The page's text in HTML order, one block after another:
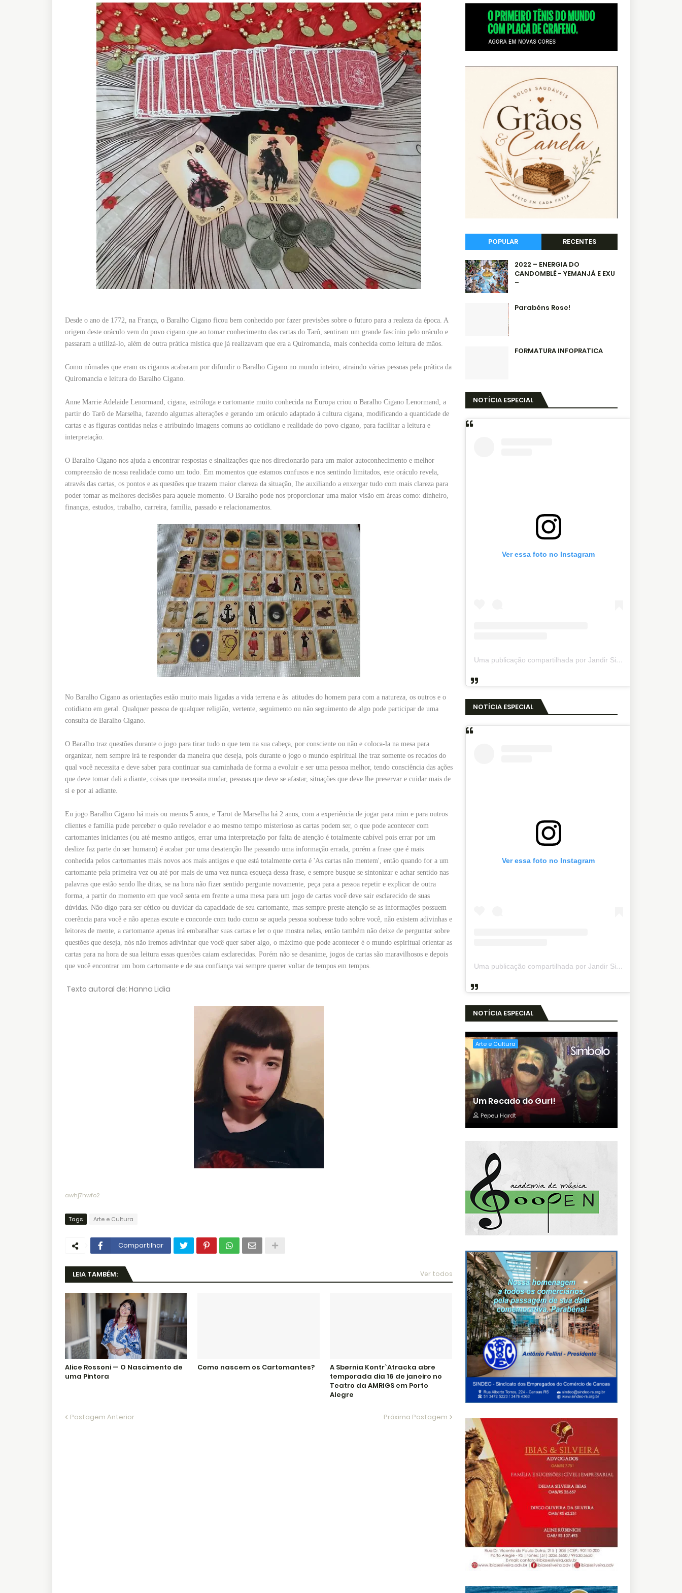
Desde o ano de 1772, na França, o Baralho Cigano ficou bem conhecido por fazer previsões sobre o futuro para a realeza da época. A
origem deste oráculo vem do povo cigano que ao tomar conhecimento das cartas do Tarô, sentiram um grande fascínio pelo oráculo e
passaram a utilizá-lo, além de outra prática mística que já realizavam que era a Quiromancia, mais conhecida como leitura de mãos.
Como nômades que eram os ciganos acabaram por difundir o Baralho Cigano no mundo inteiro, atraindo várias pessoas pela prática da
Quiromancia e leitura do Baralho Cigano.
Anne Marrie Adelaide Lenormand, cigana, astróloga e cartomante muito conhecida na Europa criou o Baralho Cigano Lenormand, a
partir do Tarô de Marselha, fazendo algumas alterações e gerando um oráculo adaptado á cultura cigana, modificando a quantidade de
cartas e as figuras contidas nelas e atribuindo imagens comuns ao cotidiano e realidade do povo cigano, para facilitar a leitura e
interpretação.
O Baralho Cigano nos ajuda a encontrar respostas e sinalizações que nos direcionarão para um maior autoconhecimento e melhor
compreensão de nossa realidade como um todo. Em momentos que estamos confusos e nos sentindo limitados, este oráculo revela,
através das cartas, os pontos e as questões que trazem maior clareza da situação, lhe auxiliando a enxergar tudo com mais clareza para
poder tomar as melhores decisões para aquele momento. O Baralho pode nos proporcionar uma maior visão em áreas como: dinheiro,
finanças, estudos, trabalho, carreira, família, passado e relacionamentos.
No Baralho Cigano as orientações estão muito mais ligadas a vida terrena e às atitudes do homem para com a natureza, os outros e o
cotidiano em geral. Qualquer pessoa de qualquer religião, vertente, seguimento ou não seguimento de algo pode participar de uma
consulta de Baralho Cigano.
O Baralho traz questões durante o jogo para tirar tudo o que tem na sua cabeça, por consciente ou não e coloca-la na mesa para
organizar, nem sempre irá te responder da maneira que deseja, pois durante o jogo o mundo espiritual lhe traz somente os recados do
qual você necessita e deve saber para continuar sua caminhada de forma a evoluir e ser uma pessoa melhor, tendo consciência das ações
que deve tomar dali a diante, coisas que necessita mudar, pessoas que deve se afastar, situações que deve lhe preservar e cuidar mais de
si e por ai adiante.
Eu jogo Baralho Cigano há mais ou menos 5 anos, e Tarot de Marselha há 2 anos, com a experiência de jogar para mim e para outros
clientes e família pude perceber o quão revelador e ao mesmo tempo misterioso as cartas podem ser, o que pode acontecer com
cartomantes iniciantes (ou até mesmo antigos, errar uma interpretação por falta de atenção é totalmente cabível pois errar por um
deslize faz parte do ser humano) é acabar por uma desatenção lhe passando uma informação errada, porém a frase que é mais
conhecida pelos cartomantes mais novos aos mais antigos e que está totalmente certa é 'As cartas não mentem', então quando for a um
cartomante pela primeira vez ou até por mais de uma vez nunca esqueça dessa frase, e sempre busque se sintonizar e achar sentido nas
palavras que estão sendo lhe ditas, se na hora não fizer sentido pergunte novamente, peça para a pessoa repetir e explicar de outra
forma, a partir do momento em que você senta em frente a uma mesa para um jogo de cartas você deve sair esclarecido de suas
dúvidas. Não digo para ser cético ou duvidar da capacidade de seu cartomante, mas sempre preste atenção se as informações possuem
coerência para você e não apenas escute e concorde com tudo como se aquela pessoa soubesse tudo sobre você, não existem adivinhas e
leitores de mente, a cartomante apenas irá embaralhar suas cartas e ler o que mostra nelas, então também não deixe de perguntar sobre
questões que deseja, nós não iremos adivinhar que você quer saber algo, o máximo que pode acontecer é o mundo espiritual orientar as
cartas para na hora de sua leitura essas questões caiam esclarecidas. Porém não se desanime, jogos de cartas são maravilhosos e depois
que você encontrar um bom cartomante e de sua confiança vai sempre querer voltar de tempos em tempos.
Texto autoral de: Hanna Lidia
awhj7hwfo2
Tags Arte e Cultura
Compartilhar
LEIA TAMBÉM: Ver todos
Alice Rossoni — O Nascimento de
uma Pintora
Como nascem os Cartomantes?
A Sbørnia Kontr`Atracka abre
temporada dia 16 de janeiro no
Teatro da AMRIGS em Porto
Alegre
Postagem Anterior Próxima Postagem
POPULAR RECENTES
2022 – ENERGIA DO
CANDOMBLÉ - YEMANJÁ E EXU
–
Parabéns Rose!
FORMATURA INFOPRATICA
NOTÍCIA ESPECIAL
Ver essa foto no Instagram
Uma publicação compartilhada por Jandir Sidnei (@jandirsidnei)
NOTÍCIA ESPECIAL
Ver essa foto no Instagram
Uma publicação compartilhada por Jandir Sidnei (@jandirsidnei)
NOTÍCIA ESPECIAL
Arte e Cultura
Um Recado do Guri!
Pepeu Hardt